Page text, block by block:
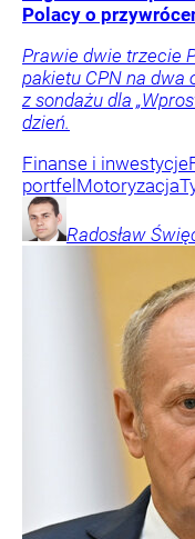
Polacy o
Prawie dwie trzecie
pakietu CPN na dwa
z sondażu dla
dzień.
Finanse i inwestycje
portfelMotoryzacja
Radosław